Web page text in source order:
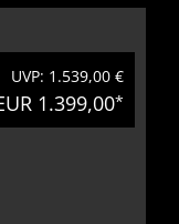
UVP: 1.539,00 €
1.399,00*